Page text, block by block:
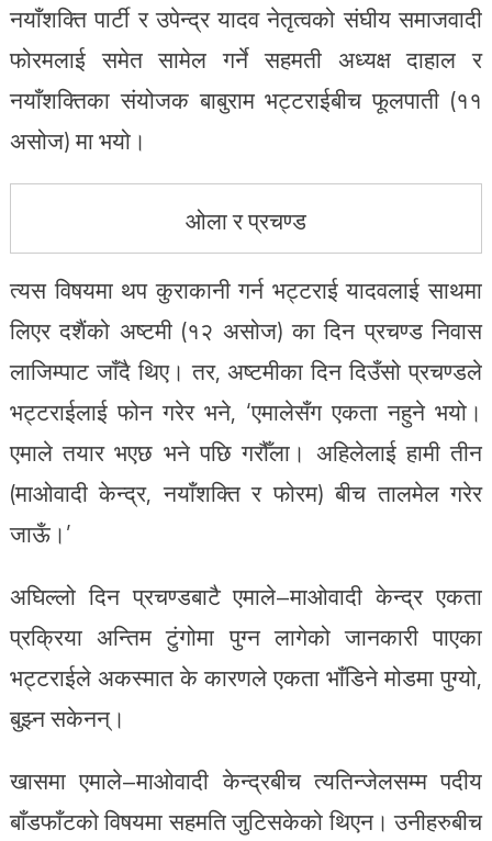
नयाँशक्ति पार्टी र उपेन्द्र यादव नेतृत्वको संघीय समाजवादी
फोरमलाई समेत सामेल गर्ने सहमती अध्यक्ष दाहाल र
नयाँशक्तिका संयोजक बाबुराम भट्टराईबीच फूलपाती (११
असोज) मा भयो।
ओला र प्रचण्ड
त्यस विषयमा थप कुराकानी गर्न भट्टराई यादवलाई साथमा
लिएर दशैंको अष्टमी (१२ असोज) का दिन प्रचण्ड निवास
लाजिम्पाट जाँदै थिए। तर, अष्टमीका दिन दिउँसो प्रचण्डले
भट्टराईलाई फोन गरेर भने, ‘एमालेसँग एकता नहुने भयो।
एमाले तयार भएछ भने पछि गरौँला। अहिलेलाई हामी तीन
(माओवादी केन्द्र, नयाँशक्ति र फोरम) बीच तालमेल गरेर
जाऊँ।’
अघिल्लो दिन प्रचण्डबाटै एमाले–माओवादी केन्द्र एकता
प्रक्रिया अन्तिम टुंगोमा पुग्न लागेको जानकारी पाएका
भट्टराईले अकस्मात के कारणले एकता भाँडिने मोडमा पुग्यो,
बुझ्न सकेनन्।
खासमा एमाले–माओवादी केन्द्रबीच त्यतिन्जेलसम्म पदीय
बाँडफाँटको विषयमा सहमति जुटिसकेको थिएन। उनीहरुबीच